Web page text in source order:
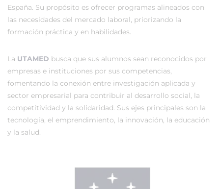
España. Su propósito es ofrecer programas alineados con
las necesidades del mercado laboral, priorizando la
formación práctica y en habilidades.
La UTAMED busca que sus alumnos sean reconocidos por
empresas e instituciones por sus competencias,
fomentando la conexión entre investigación aplicada y
sector empresarial para contribuir al desarrollo social, la
competitividad y la solidaridad. Sus ejes principales son la
tecnología, el emprendimiento, la innovación, la educación
y la salud.